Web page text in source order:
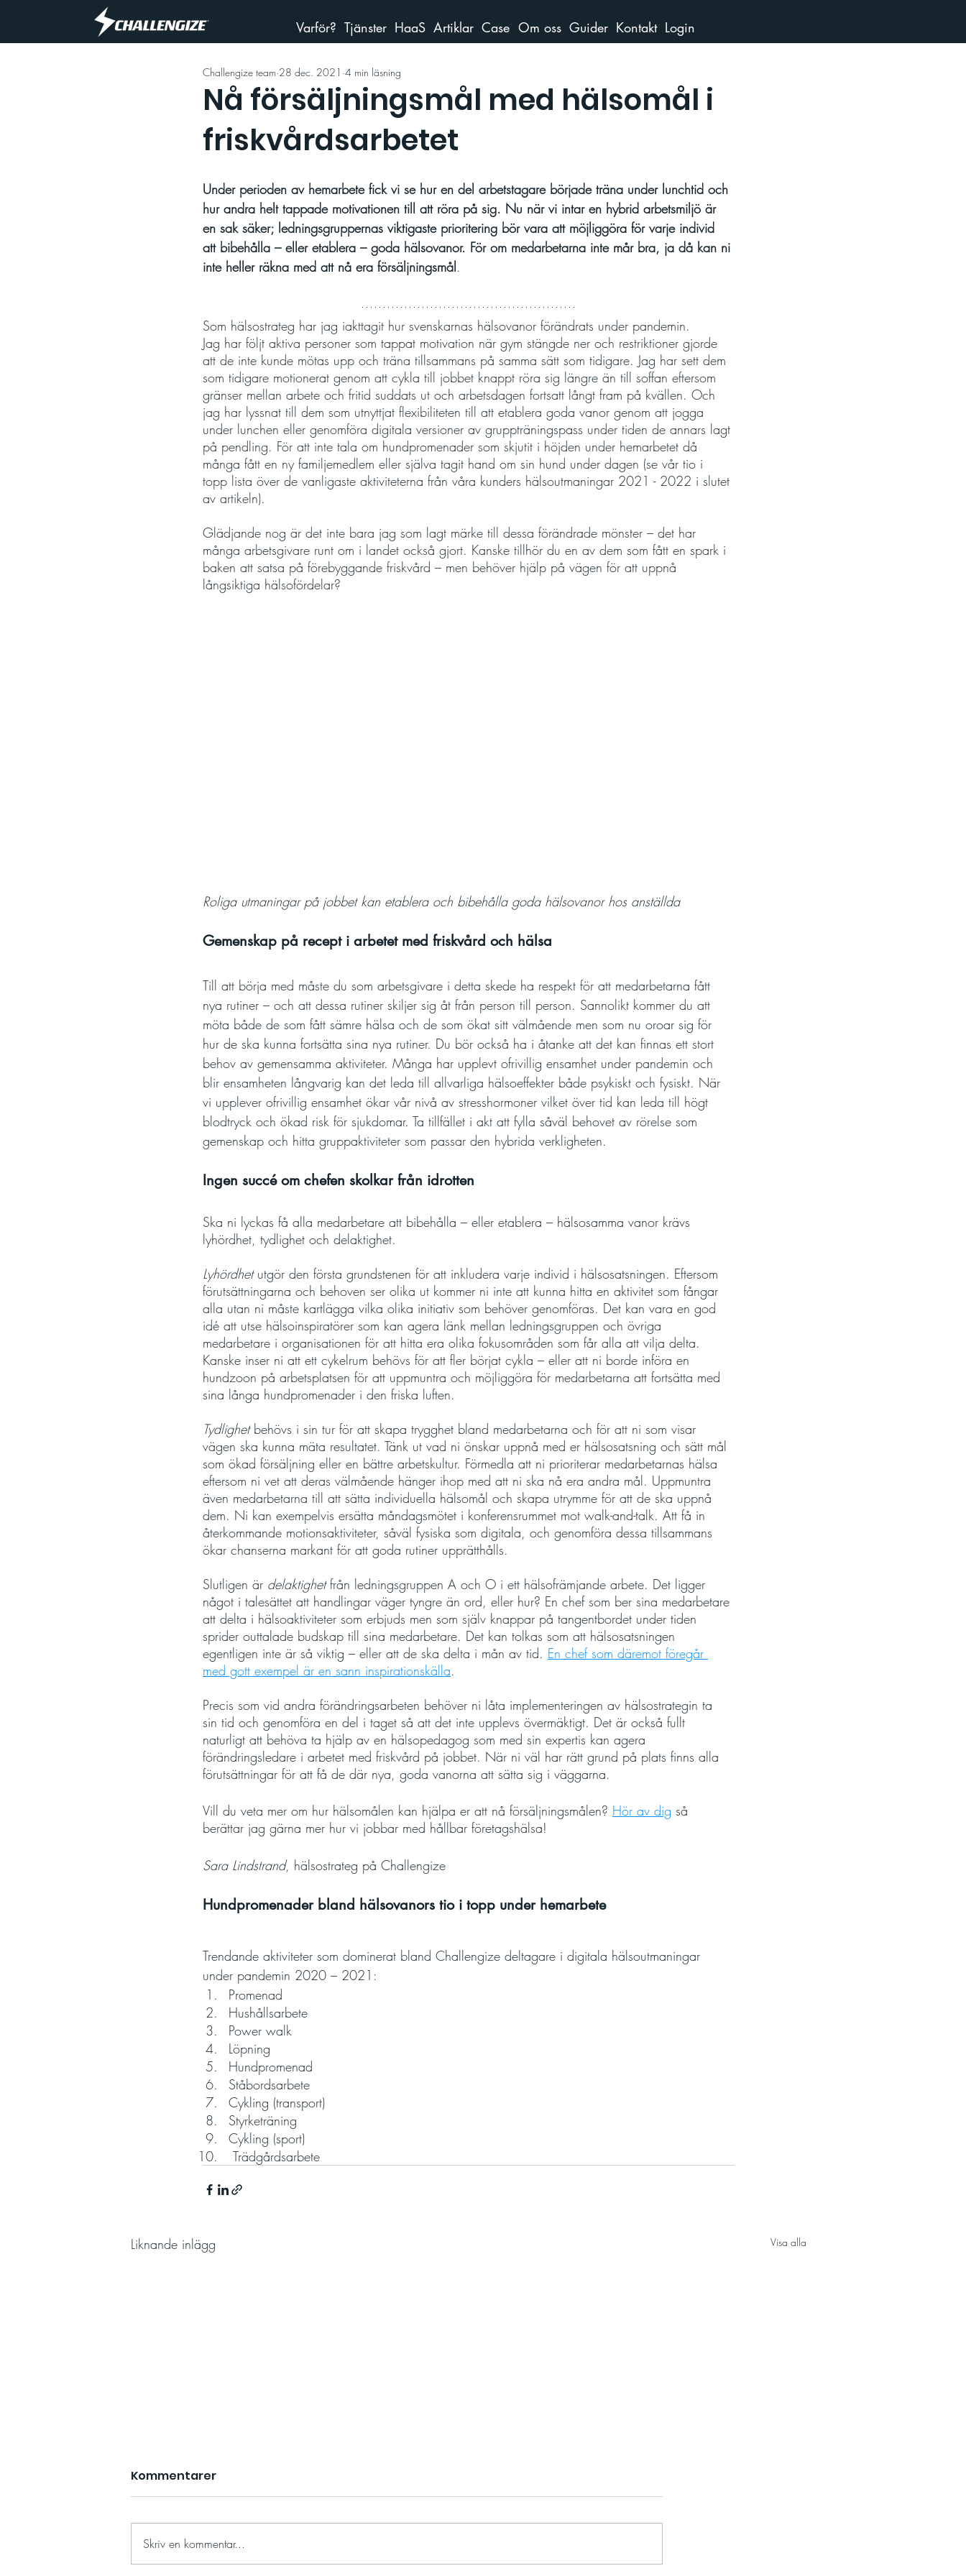
Varför? Tjänster HaaS Artiklar Case Om oss Guider Kontakt Login
Nå försäljningsmål med hälsomål i
friskvårdsarbetet
Challengize team 28 dec. 2021 4 min läsning
Under perioden av hemarbete fick vi se hur en del arbetstagare började träna under lunchtid och
hur andra helt tappade motivationen till att röra på sig. Nu när vi intar en hybrid arbetsmiljö är
en sak säker; ledningsgruppernas viktigaste prioritering bör vara att möjliggöra för varje individ
att bibehålla – eller etablera – goda hälsovanor. För om medarbetarna inte mår bra, ja då kan ni
inte heller räkna med att nå era försäljningsmål.
Som hälsostrateg har jag iakttagit hur svenskarnas hälsovanor förändrats under pandemin.
Jag har följt aktiva personer som tappat motivation när gym stängde ner och restriktioner gjorde
att de inte kunde mötas upp och träna tillsammans på samma sätt som tidigare. Jag har sett dem
som tidigare motionerat genom att cykla till jobbet knappt röra sig längre än till soffan eftersom
gränser mellan arbete och fritid suddats ut och arbetsdagen fortsatt långt fram på kvällen. Och
jag har lyssnat till dem som utnyttjat flexibiliteten till att etablera goda vanor genom att jogga
under lunchen eller genomföra digitala versioner av gruppträningspass under tiden de annars lagt
på pendling. För att inte tala om hundpromenader som skjutit i höjden under hemarbetet då
många fått en ny familjemedlem eller själva tagit hand om sin hund under dagen (se vår tio i
topp lista över de vanligaste aktiviteterna från våra kunders hälsoutmaningar 2021 - 2022 i slutet
av artikeln).
Glädjande nog är det inte bara jag som lagt märke till dessa förändrade mönster – det har
många arbetsgivare runt om i landet också gjort. Kanske tillhör du en av dem som fått en spark i
baken att satsa på förebyggande friskvård – men behöver hjälp på vägen för att uppnå
långsiktiga hälsofördelar?
Roliga utmaningar på jobbet kan etablera och bibehålla goda hälsovanor hos anställda
Gemenskap på recept i arbetet med friskvård och hälsa
Till att börja med måste du som arbetsgivare i detta skede ha respekt för att medarbetarna fått
nya rutiner – och att dessa rutiner skiljer sig åt från person till person. Sannolikt kommer du att
möta både de som fått sämre hälsa och de som ökat sitt välmående men som nu oroar sig för
hur de ska kunna fortsätta sina nya rutiner. Du bör också ha i åtanke att det kan finnas ett stort
behov av gemensamma aktiviteter. Många har upplevt ofrivillig ensamhet under pandemin och
blir ensamheten långvarig kan det leda till allvarliga hälsoeffekter både psykiskt och fysiskt. När
vi upplever ofrivillig ensamhet ökar vår nivå av stresshormoner vilket över tid kan leda till högt
blodtryck och ökad risk för sjukdomar. Ta tillfället i akt att fylla såväl behovet av rörelse som
gemenskap och hitta gruppaktiviteter som passar den hybrida verkligheten.
Ingen succé om chefen skolkar från idrotten
Ska ni lyckas få alla medarbetare att bibehålla – eller etablera – hälsosamma vanor krävs
lyhördhet, tydlighet och delaktighet.
Lyhördhet utgör den första grundstenen för att inkludera varje individ i hälsosatsningen. Eftersom
förutsättningarna och behoven ser olika ut kommer ni inte att kunna hitta en aktivitet som fångar
alla utan ni måste kartlägga vilka olika initiativ som behöver genomföras. Det kan vara en god
idé att utse hälsoinspiratörer som kan agera länk mellan ledningsgruppen och övriga
medarbetare i organisationen för att hitta era olika fokusområden som får alla att vilja delta.
Kanske inser ni att ett cykelrum behövs för att fler börjat cykla – eller att ni borde införa en
hundzoon på arbetsplatsen för att uppmuntra och möjliggöra för medarbetarna att fortsätta med
sina långa hundpromenader i den friska luften.
Tydlighet behövs i sin tur för att skapa trygghet bland medarbetarna och för att ni som visar
vägen ska kunna mäta resultatet. Tänk ut vad ni önskar uppnå med er hälsosatsning och sätt mål
som ökad försäljning eller en bättre arbetskultur. Förmedla att ni prioriterar medarbetarnas hälsa
eftersom ni vet att deras välmående hänger ihop med att ni ska nå era andra mål. Uppmuntra
även medarbetarna till att sätta individuella hälsomål och skapa utrymme för att de ska uppnå
dem. Ni kan exempelvis ersätta måndagsmötet i konferensrummet mot walk-and-talk. Att få in
återkommande motionsaktiviteter, såväl fysiska som digitala, och genomföra dessa tillsammans
ökar chanserna markant för att goda rutiner upprätthålls.
Slutligen är delaktighet från ledningsgruppen A och O i ett hälsofrämjande arbete. Det ligger
något i talesättet att handlingar väger tyngre än ord, eller hur? En chef som ber sina medarbetare
att delta i hälsoaktiviteter som erbjuds men som själv knappar på tangentbordet under tiden
sprider outtalade budskap till sina medarbetare. Det kan tolkas som att hälsosatsningen
egentligen inte är så viktig – eller att de ska delta i mån av tid. En chef som däremot föregår
med gott exempel är en sann inspirationskälla.
Precis som vid andra förändringsarbeten behöver ni låta implementeringen av hälsostrategin ta
sin tid och genomföra en del i taget så att det inte upplevs övermäktigt. Det är också fullt
naturligt att behöva ta hjälp av en hälsopedagog som med sin expertis kan agera
förändringsledare i arbetet med friskvård på jobbet. När ni väl har rätt grund på plats finns alla
förutsättningar för att få de där nya, goda vanorna att sätta sig i väggarna.
Vill du veta mer om hur hälsomålen kan hjälpa er att nå försäljningsmålen? Hör av dig så
berättar jag gärna mer hur vi jobbar med hållbar företagshälsa!
Sara Lindstrand, hälsostrateg på Challengize
Hundpromenader bland hälsovanors tio i topp under hemarbete
Trendande aktiviteter som dominerat bland Challengize deltagare i digitala hälsoutmaningar
under pandemin 2020 – 2021:
Promenad
Hushållsarbete
Power walk
Löpning
Hundpromenad
Ståbordsarbete
Cykling (transport)
Styrketräning
Cykling (sport)
Trädgårdsarbete
Liknande inlägg Visa alla
Kommentarer
Skriv en kommentar...